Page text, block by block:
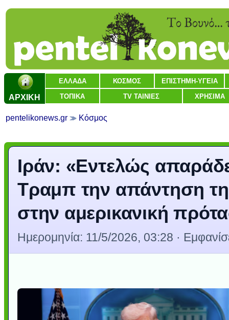
ΑΡΧΙΚΗ
ΕΛΛΑΔΑ ΚΟΣΜΟΣ ΕΠΙΣΤΗΜΗ-ΥΓΕΙΑ
ΤΟΠΙΚΑ TV ΤΑΙΝΙΕΣ ΧΡΗΣΙΜΑ
pentelikonews.gr Κόσμος
Ιράν: «Εντελώς
Τραμπ την απάντηση
στην αμερικανική
Ημερομηνία: 11/5/2026, 03:28 ·